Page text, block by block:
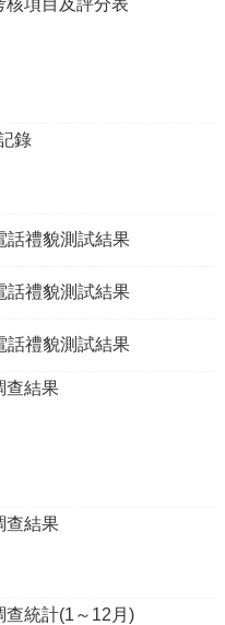
核項目及評分表
錄
話禮貌測試結果
話禮貌測試結果
話禮貌測試結果
查結果
查結果
查統計(1～12月)